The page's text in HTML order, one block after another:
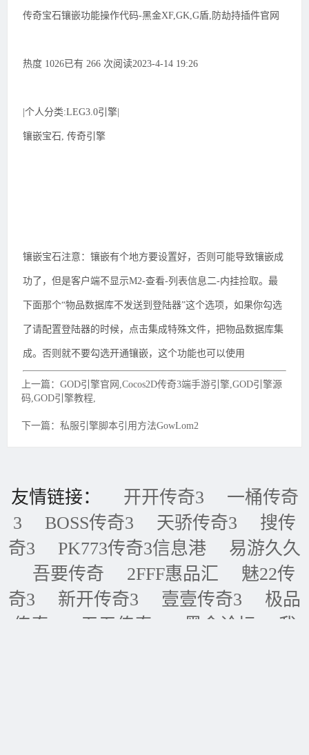
传奇宝石镶嵌功能操作代码-黑金XF,GK,G盾,防劫持插件官网
热度 1026已有 266 次阅读2023-4-14 19:26
|个人分类:LEG3.0引擎|
镶嵌宝石, 传奇引擎
镶嵌宝石注意：镶嵌有个地方要设置好，否则可能导致镶嵌成
功了，但是客户端不显示M2-查看-列表信息二-内挂捡取。最
下面那个“物品数据库不发送到登陆器”这个选项，如果你勾选
了请配置登陆器的时候，点击集成特殊文件，把物品数据库集
成。否则就不要勾选开通镶嵌，这个功能也可以使用
上一篇：GOD引擎官网,Cocos2D传奇3端手游引擎,GOD引擎源
码,GOD引擎教程,
下一篇：私服引擎脚本引用方法GowLom2
友情链接： 开开传奇3
一桶传奇
3
BOSS传奇3 天骄传奇3
搜传
奇3
PK773传奇3信息港
易游久久
吾要传奇
2FFF惠品汇
魅22传
奇3
新开传奇3 壹壹传奇3
极品
传奇3
五五传奇3 黑金论坛
我